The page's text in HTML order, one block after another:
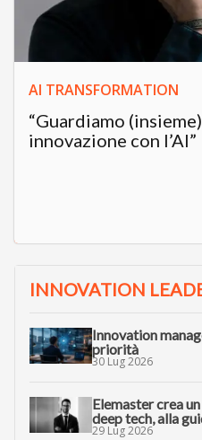
AI TRANSFORMATION
“Guardiamo
innovazione con l’AI”
INNOVATION
Innovation
priorità
30 Lug 2026
Elemaster crea
deep tech, alla
29 Lug 2026